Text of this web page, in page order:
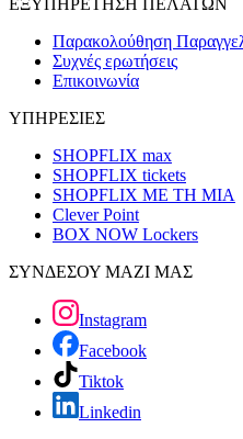
ΕΞΥΠΗΡΕΤΗΣΗ ΠΕΛΑΤΩΝ
Παρακολούθηση
Συχνές ερωτήσεις
Επικοινωνία
ΥΠΗΡΕΣΙΕΣ
SHOPFLIX max
SHOPFLIX tickets
SHOPFLIX ΜΕ ΤΗ ΜΙΑ
Clever Point
BOX NOW Lockers
ΣΥΝΔΕΣΟΥ ΜΑΖΙ ΜΑΣ
Instagram
Facebook
Tiktok
Linkedin